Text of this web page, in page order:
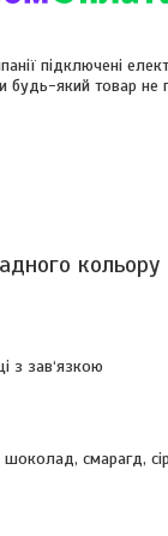
підключені
будь-який товар не
кольору
з зав‘язкою
смарагд,